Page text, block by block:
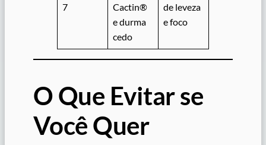
7
Cactin®
e durma
cedo
de leveza
e foco
O Que Evitar se
Você Quer